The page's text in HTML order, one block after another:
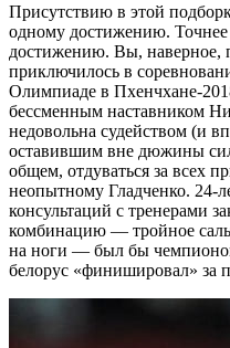
Присутствию в этой
одному достижению. Точнее
достижению. Вы, наверное,
приключилось в
Олимпиаде в Пхенчхане-
бессменным наставником
недовольна судейством (и
оставившим вне дюжины
общем, отдуваться за всех
неопытному Гладченко. 24-
консультаций с тренерами
комбинацию — тройное
на ноги — был бы
белорус «финишировал» за